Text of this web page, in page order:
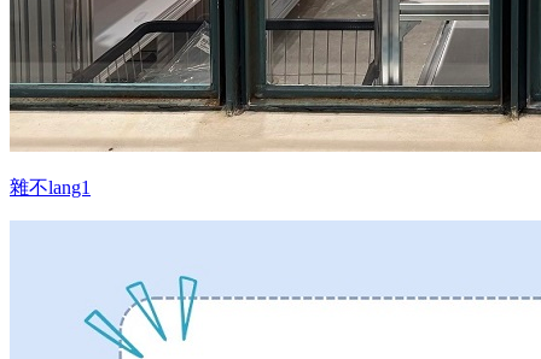
雜不lang1